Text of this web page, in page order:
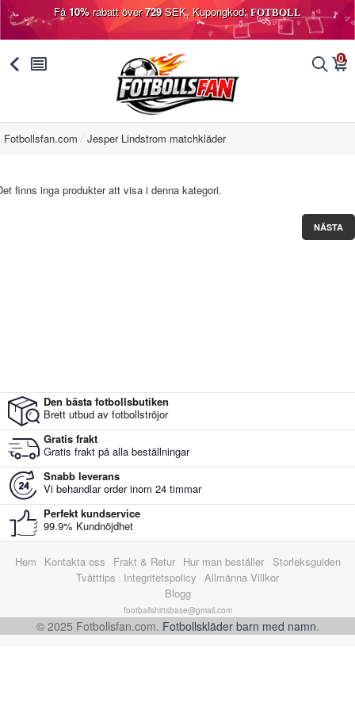
Få10%rabatt över729SEK, Kupongkod: FOTBOLL
󰅯 󰂩 󰂨 0
󰃦
Fotbollsfan.com Jesper Lindstrom matchkläder
finns inga produkter att visa i denna kategori.
NÄSTA
Den bästa fotbollsbutiken
Brett utbud av fotbollströjor
Gratis frakt
Gratis frakt på alla beställningar
Snabb leverans
Vi behandlar order inom 24 timmar
Perfekt kundservice
99.9% Kundnöjdhet
Hem Kontakta oss Frakt & Retur Hur man beställer
Storleksguiden
Tvätttips
Integritetspolicy Allmänna Villkor
Blogg
footballshirtsbase@gmail.com
© 2025 Fotbollsfan.com. Fotbollskläder barn med namn.